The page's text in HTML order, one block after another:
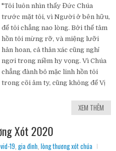
"Tôi luôn nhìn thấy Đức Chúa
trước mặt tôi, vì Người ở bên hữu,
để tôi chẳng nao lòng. Bởi thế tâm
hồn tôi mừng rỡ, và miệng lưỡi
hân hoan, cả thân xác cũng nghỉ
ngơi trong niềm hy vọng. Vì Chúa
chẳng đành bỏ mặc linh hồn tôi
trong cõi âm ty, cũng không để Vị
XEM THÊM
Xót 2020
19 gia đình lòng thương xót chúa